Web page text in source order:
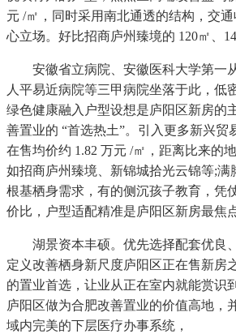
元 /㎡，同时采用南北通透的结构，交
心立场。好比招商庐州臻境的 120㎡、
安徽省立病院、安徽医科大学第一
人平易近病院等三甲病院坐落于此，低
绿色健康融入户型设想是庐阳区新房的
善置业的 “首选热土”。引入更多新兴贸
在售均价约 1.82 万元 /㎡，距离比来的
如招商庐州臻境、新锦城拾光云锦等;满
根基栖身需求，有的侧沉孩子教育，凭
价比，户型适配精准是庐阳区新房最焦
湖景资本丰硕。优先选择配套优良、
定义改善栖身新尺度庐阳区正在售新房
的置业首选，让业从正在室内就能赏识
庐阳区做为合肥改善置业的价值高地，
域内完美的下层医疗办事系统，